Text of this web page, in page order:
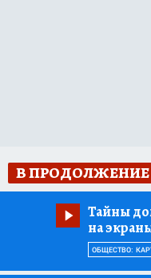
В
Тайны
на
ОБЩЕСТВО: